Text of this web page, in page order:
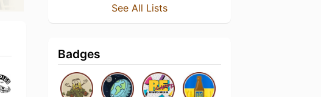
See All Lists
Badges